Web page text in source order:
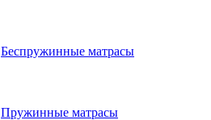
Беспружинные матрасы
Пружинные матрасы